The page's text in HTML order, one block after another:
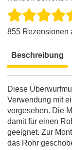
855 Rezensionen
Beschreibung
Diese
Verwendung mit
vorgesehen. Die
damit für einen
geeignet. Zur
das Rohr